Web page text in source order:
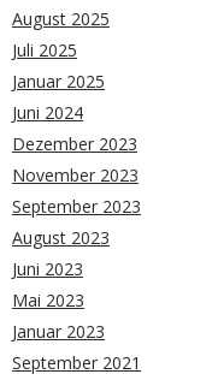
August 2025
Juli 2025
Januar 2025
Juni 2024
Dezember 2023
November 2023
September 2023
August 2023
Juni 2023
Mai 2023
Januar 2023
September 2021